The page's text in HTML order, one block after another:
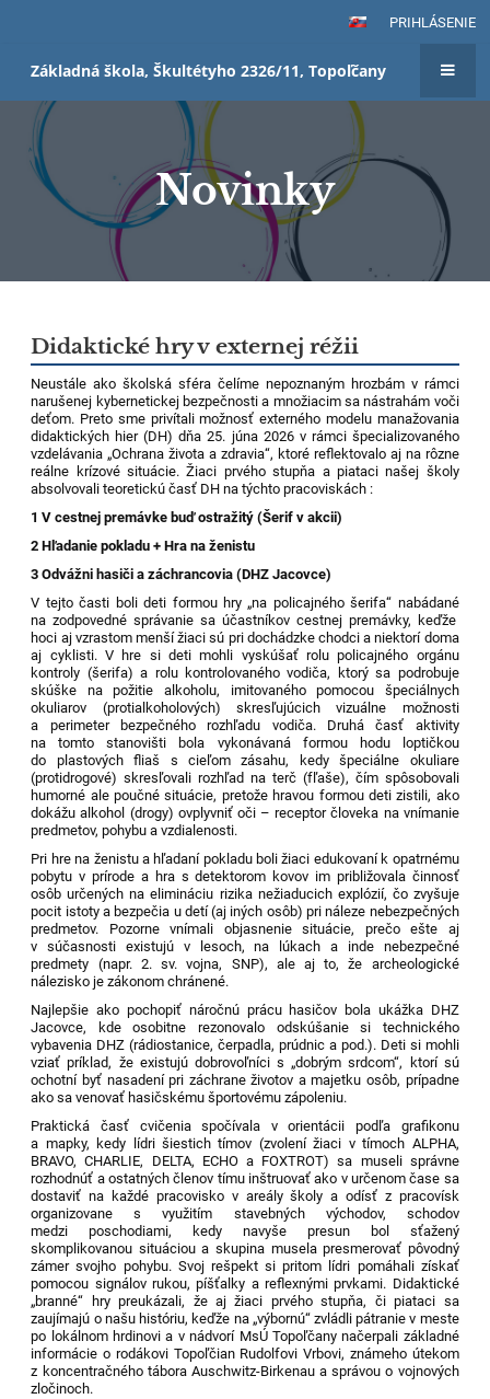
PRIHLÁSENIE
Základná škola, Škultétyho 2326/11, Topoľčany
Novinky
Didaktické hry v externej réžii
Neustále ako školská sféra čelíme nepoznaným hrozbám v rámci
narušenej kybernetickej bezpečnosti a množiacim sa nástrahám voči
deťom. Preto sme privítali možnosť externého modelu manažovania
didaktických hier (DH) dňa 25. júna 2026 v rámci špecializovaného
vzdelávania „Ochrana života a zdravia“, ktoré reflektovalo aj na rôzne
reálne krízové situácie. Žiaci prvého stupňa a piataci našej školy
absolvovali teoretickú časť DH na týchto pracoviskách :
1 V cestnej premávke buď ostražitý (Šerif v akcii)
2 Hľadanie pokladu + Hra na ženistu
3 Odvážni hasiči a záchrancovia (DHZ Jacovce)
V tejto časti boli deti formou hry „na policajného šerifa“ nabádané
na zodpovedné správanie sa účastníkov cestnej premávky, keďže
hoci aj vzrastom menší žiacisú pri dochádzke chodci a niektorí doma
aj cyklisti. V hre si deti mohli vyskúšať rolu policajného orgánu
kontroly (šerifa) a rolu kontrolovaného vodiča, ktorý sa podrobuje
skúške na požitie alkoholu, imitovaného pomocou špeciálnych
okuliarov (protialkoholových) skresľujúcich vizuálne možnosti
a perimeter bezpečného rozhľadu vodiča. Druhá časť aktivity
na tomto stanovišti bola vykonávaná formou hodu loptičkou
do plastových fliaš s cieľom zásahu, kedy špeciálne okuliare
(protidrogové) skresľovali rozhľad na terč (fľaše), čím spôsobovali
humorné ale poučné situácie, pretože hravou formou deti zistili, ako
dokážu alkohol (drogy) ovplyvniť oči – receptor človeka na vnímanie
predmetov, pohybu a vzdialenosti.
Pri hre na ženistu a hľadaní pokladu boli žiaci edukovaní k opatrnému
pobytu v prírode a hra s detektorom kovov im približovala činnosť
osôb určených na elimináciu rizika nežiaducich explózií, čo zvyšuje
pocit istoty a bezpečia u detí (aj iných osôb) pri náleze nebezpečných
predmetov. Pozorne vnímali objasnenie situácie, prečo ešte aj
v súčasnosti existujú v lesoch, na lúkach a inde nebezpečné
predmety (napr. 2. sv. vojna, SNP), ale aj to, že archeologické
nálezisko je zákonom chránené.
Najlepšie ako pochopiť náročnú prácu hasičov bola ukážka DHZ
Jacovce, kde osobitne rezonovalo odskúšanie si technického
vybavenia DHZ (rádiostanice, čerpadla, prúdnic a pod.). Deti si mohli
vziať príklad, že existujú dobrovoľníci s „dobrým srdcom“, ktorí sú
ochotní byť nasadení pri záchrane životov a majetku osôb, prípadne
ako sa venovať hasičskému športovému zápoleniu.
Praktická časť cvičenia spočívala v orientácii podľa grafikonu
a mapky, kedy lídri šiestich tímov (zvolení žiaci v tímoch ALPHA,
BRAVO, CHARLIE, DELTA, ECHO a FOXTROT) sa museli správne
rozhodnúť a ostatných členov tímu inštruovať ako v určenom čase sa
dostaviť na každé pracovisko v areály školy a odísť z pracovísk
organizovane s využitím stavebných východov, schodov
medzi poschodiami, kedy navyše presun bol sťažený
skomplikovanou situáciou a skupina musela presmerovať pôvodný
zámer svojho pohybu. Svoj rešpekt si pritom lídri pomáhali získať
pomocou signálov rukou, píšťalky a reflexnými prvkami. Didaktické
„branné“ hry preukázali, že aj žiaci prvého stupňa, či piataci sa
zaujímajú o našu históriu, keďže na „výbornú“ zvládli pátranie v meste
po lokálnom hrdinovi a v nádvorí MsÚ Topoľčany načerpali základné
informácie o rodákovi Topoľčian Rudolfovi Vrbovi, známeho útekom
z koncentračného tábora Auschwitz-Birkenaua správou o vojnových
zločinoch.